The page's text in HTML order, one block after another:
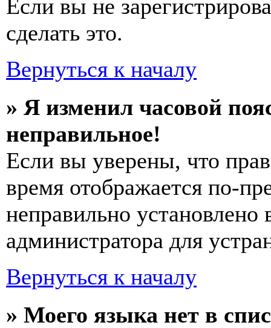
Если вы не
сделать это.
Вернуться к началу
» Я изменил часовой
неправильное!
Если вы уверены, что
время отображается по-
неправильно установлено
администратора для
Вернуться к началу
» Моего языка нет в